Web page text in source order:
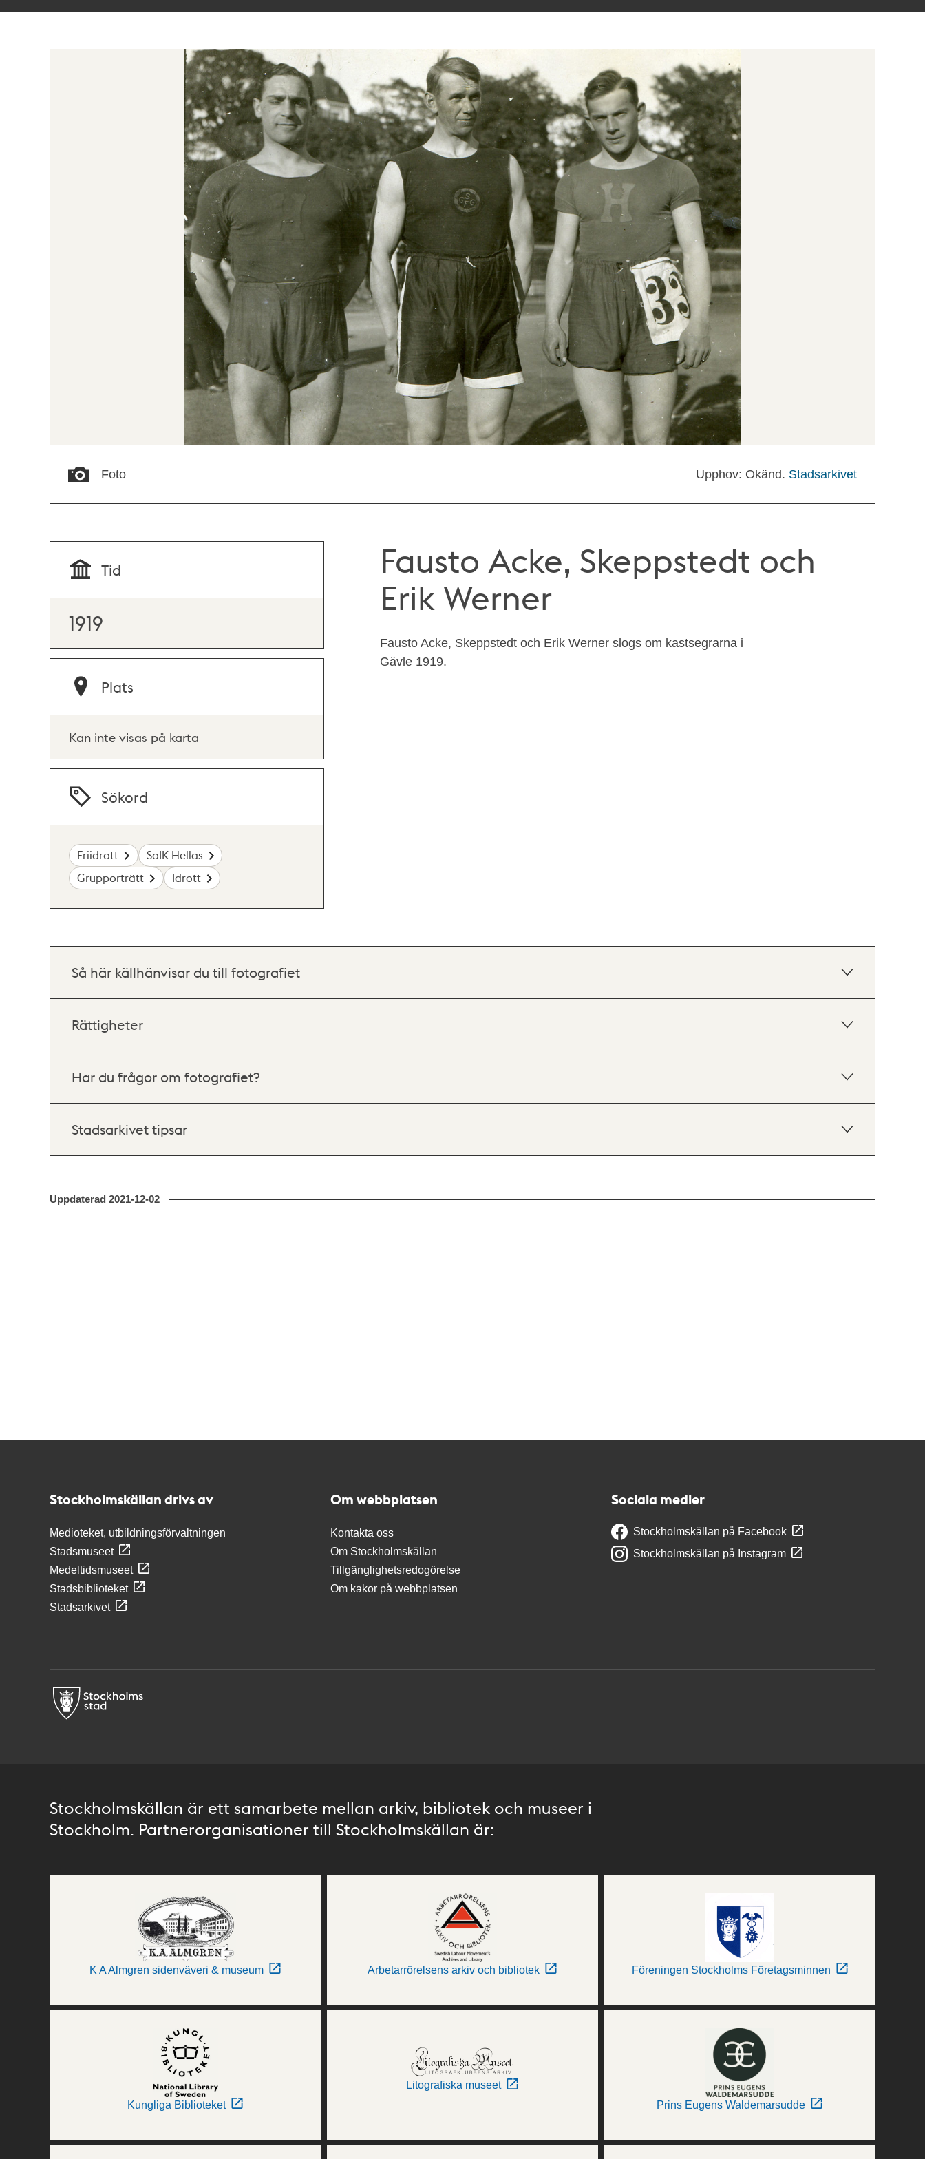
Foto Upphov: Okänd. Stadsarkivet
Fausto Acke, Skeppstedt och
Erik Werner
Fausto Acke, Skeppstedt och Erik Werner slogs om kastsegrarna i
Gävle 1919.
Tid
1919
Plats
Kan inte visas på karta
Sökord
Friidrott
SoIK Hellas
Grupporträtt
Idrott
Så här källhänvisar du till fotografiet
Rättigheter
Har du frågor om fotografiet?
Stadsarkivet tipsar
Uppdaterad 2021-12-02
Stockholmskällan drivs av
Medioteket, utbildningsförvaltningen
Stadsmuseet
Medeltidsmuseet
Stadsbiblioteket
Stadsarkivet
Om webbplatsen
Kontakta oss
Om Stockholmskällan
Tillgänglighetsredogörelse
Om kakor på webbplatsen
Sociala medier
Stockholmskällan på Facebook
Stockholmskällan på Instagram
Stockholmskällan är ett samarbete mellan arkiv, bibliotek och museer i
Stockholm. Partnerorganisationer till Stockholmskällan är:
K A Almgren sidenväveri & museum Arbetarrörelsens arkiv och bibliotek Föreningen Stockholms Företagsminnen
Kungliga Biblioteket
Litografiska museet
Prins Eugens Waldemarsudde